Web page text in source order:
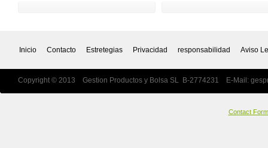
Inicio Contacto Estretegias Privacidad responsabilidad Aviso
Copyright © 2013 Gestion Productos y Bolsa SL B-2774231 E-Mail:
Contact Form